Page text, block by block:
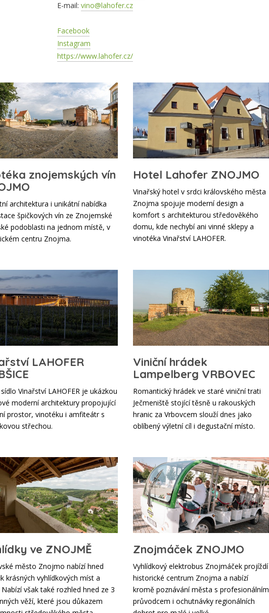
E-mail: vino@lahofer.cz
Facebook
Instagram
https://www.lahofer.cz/
znojemských vín
architektura i unikátní nabídka
špičkových vín ze Znojemské
podoblasti na jednom místě, v
centru Znojma.
Hotel Lahofer ZNOJMO
Vinařský hotel v srdci královského města
Znojma spojuje moderní design a
komfort s architekturou středověkého
domu, kde nechybí ani vinné sklepy a
vinotéka Vinařství LAHOFER.
LAHOFER
Vinařství LAHOFER je ukázkou
moderní architektury propojující
prostor, vinotéku i amfiteátr s
střechou.
Viniční hrádek
Lampelberg VRBOVEC
Romantický hrádek ve staré viniční trati
Ječmeniště stojící těsně u rakouských
hranic za Vrbovcem slouží dnes jako
oblíbený výletní cíl i degustační místo.
ve ZNOJMĚ
město Znojmo nabízí hned
krásných vyhlídkových míst a
však také rozhled hned ze 3
věží, které jsou důkazem
Znojmáček ZNOJMO
Vyhlídkový elektrobus Znojmáček projíždí
historické centrum Znojma a nabízí
kromě poznávání města s profesionálním
průvodcem i ochutnávky regionálních